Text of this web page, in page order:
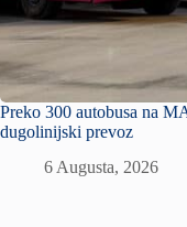
Preko 300 autobusa na
dugolinijski prevoz
6 Augusta, 2026